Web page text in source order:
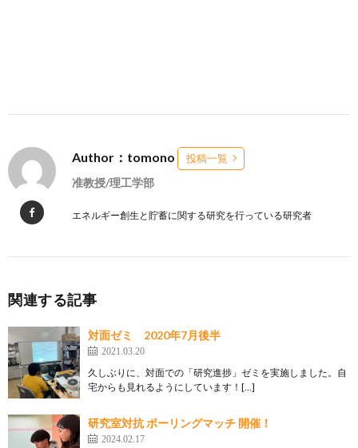
Author：tomono 投稿一覧
准教授/理工学部
エネルギー創生と貯蓄に関する研究を行っている研究者
関連する記事
対面ゼミ 2020年7月後半
2021.03.20
久しぶりに、対面での「研究進捗」ゼミを実施しました。自
宅からも見れるようにしています！[…]
研究室対抗 ボーリングマッチ 開催！
2024.02.17